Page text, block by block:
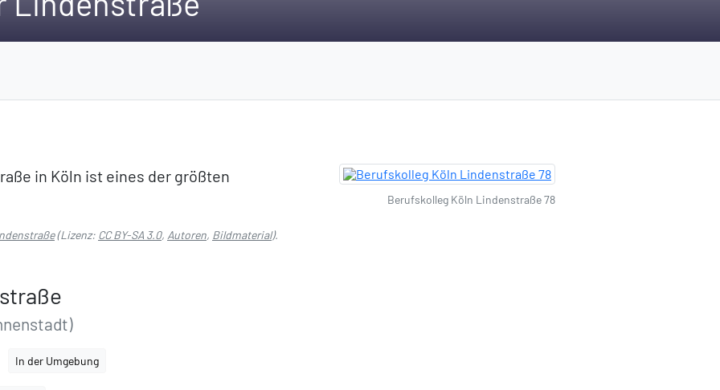
in Köln ist eines der größten
(Lizenz: CC BY-SA 3.0, Autoren, Bildmaterial).
In der Umgebung
Berufskolleg Köln Lindenstraße 78